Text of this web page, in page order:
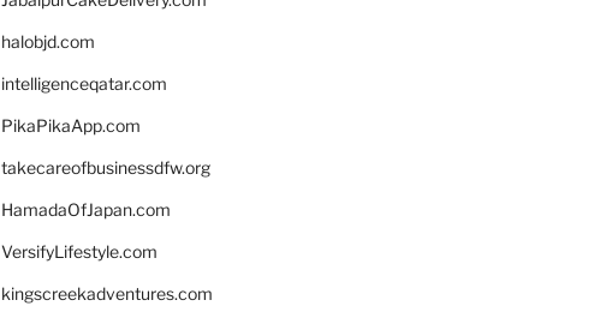
halobjd.com
intelligenceqatar.com
PikaPikaApp.com
takecareofbusinessdfw.org
HamadaOfJapan.com
VersifyLifestyle.com
kingscreekadventures.com